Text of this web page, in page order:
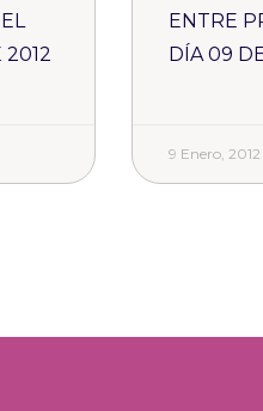
2012
ENTRE
DÍA 09
9 Enero, 2012